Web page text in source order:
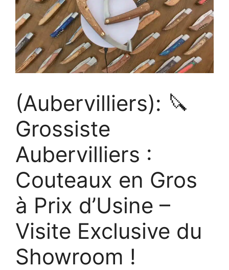
(Aubervilliers): 🔪
Grossiste
Aubervilliers :
Couteaux en Gros
à Prix d’Usine –
Visite Exclusive du
Showroom !